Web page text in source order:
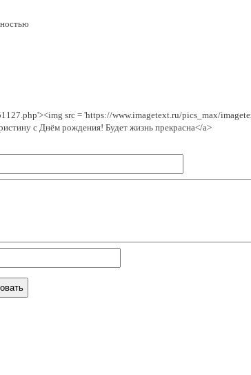
src = 'https://www.imagetext.ru/pics_max/
с Днём рождения! Будет жизнь прекрасна</a>